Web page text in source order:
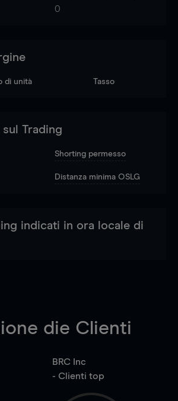
0
di unità Tasso
sul Trading
Shorting permesso
Distanza minima OSLG
indicati in ora locale di
die Clienti
BRC Inc
- Clienti top